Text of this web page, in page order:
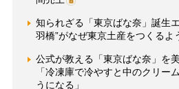
知られざる「東京ばな奈」誕生
羽橋”がなぜ東京土産をつくるよ
公式が教える「東京ばな奈」を
「冷凍庫で冷やすと中のクリー
うになる」